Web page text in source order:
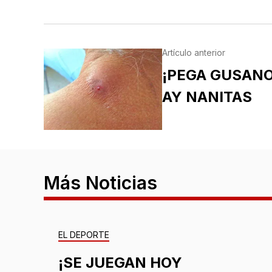
Artículo anterior
¡PEGA
AY NANITAS
Más Noticias
EL DEPORTE
¡SE JUEGAN HOY